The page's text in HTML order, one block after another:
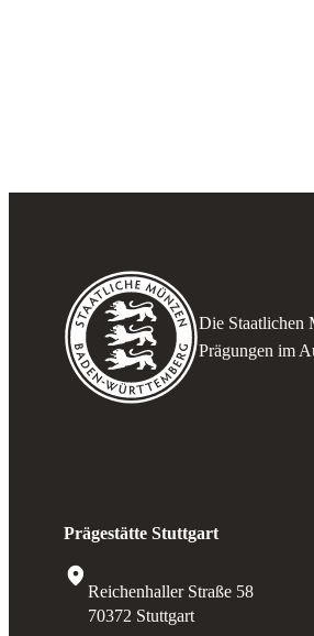
Die Staatlichen
Prägungen im
Prägestätte Stuttgart
Reichenhaller Straße 58
70372 Stuttgart